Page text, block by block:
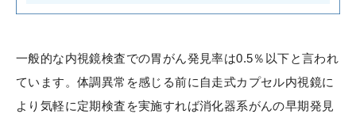
一般的な内視鏡検査での胃がん発見率は0.5％以下と言われ
ています。体調異常を感じる前に自走式カプセル内視鏡に
より気軽に定期検査を実施すれば消化器系がんの早期発見